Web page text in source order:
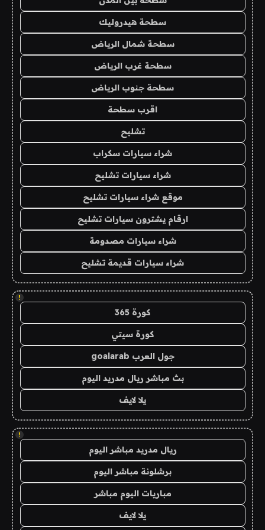
سطحة هيدروليك
سطحة شمال الرياض
سطحة غرب الرياض
سطحة جنوب الرياض
اقرب سطحة
تشليح
شراء سيارات سكراب
شراء سيارات تشليح
موقع شراء سيارات تشليح
ارقام يشترون سيارات تشليح
شراء سيارات مصدومة
شراء سيارات قديمة تشليح
!
كورة 365
كورة سيتي
جول العرب goalarab
بث مباشر ريال مدريد اليوم
يلا لايف
!
ريال مدريد مباشر اليوم
برشلونة مباشر اليوم
مباريات اليوم مباشر
يلا لايف